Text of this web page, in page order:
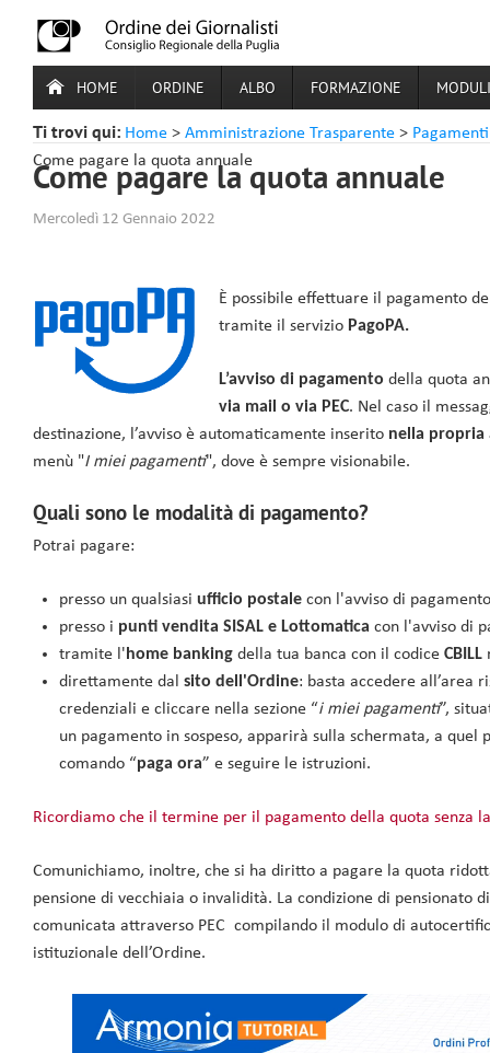
HOME ORDINE ALBO FORMAZIONE
Ti trovi qui: Home > Amministrazione Trasparente >
Come pagare la quota annuale
Come pagare la quota annuale
Mercoledì 12 Gennaio 2022
È possibile effettuare il pagamento
tramite il servizio PagoPA.
L’avviso di pagamento della quota
via mail o via PEC. Nel caso il
destinazione, l’avviso è automaticamente inserito nella propria
menù "I miei pagamenti", dove è sempre visionabile.
Quali sono le modalità di pagamento?
Potrai pagare:
presso un qualsiasi ufficio postale con l'avviso di pagamento
presso i punti vendita SISAL e Lottomatica con l'avviso di
tramite l' home banking della tua banca con il codice CBILL
direttamente dal sito dell'Ordine: basta accedere all’area
credenziali e cliccare nella sezione “i miei pagamenti”,
un pagamento in sospeso, apparirà sulla schermata, a quel
comando “paga ora” e seguire le istruzioni.
Ricordiamo che il termine per il pagamento della quota senza
Comunichiamo, inoltre, che si ha diritto a pagare la quota
pensione di vecchiaia o invalidità. La condizione di pensionato
comunicata attraverso PEC compilando il modulo di
istituzionale dell’Ordine.